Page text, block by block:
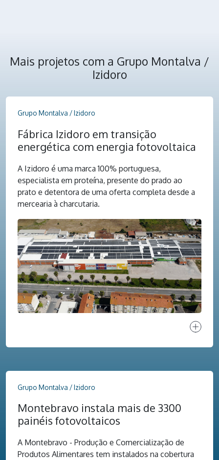
Mais projetos com a Grupo Montalva /
Izidoro
Grupo Montalva / Izidoro
Fábrica Izidoro em transição
energética com energia fotovoltaica
A Izidoro é uma marca 100% portuguesa,
especialista em proteína, presente do prado ao
prato e detentora de uma oferta completa desde a
mercearia à charcutaria.
Ver
Grupo Montalva / Izidoro
Montebravo instala mais de 3300
painéis fotovoltaicos
A Montebravo - Produção e Comercialização de
Produtos Alimentares tem instalados na cobertura